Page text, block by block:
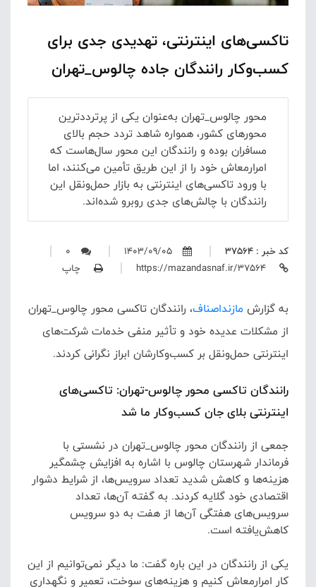
تاکسی‌های اینترنتی، تهدیدی جدی برای
کسب‌وکار رانندگان جاده چالوس_تهران
محور چالوس_تهران به‌عنوان یکی از پرترددترین
محورهای کشور، همواره شاهد تردد حجم بالای
مسافران بوده و رانندگان این محور سال‌هاست که
امرارمعاش خود را از این طریق تأمین می‌کنند، اما
با ورود تاکسی‌های اینترنتی به بازار حمل‌ونقل این
رانندگان با چالش‌های جدی روبرو شده‌اند.
کد خبر : 37564 1403/09/05
0
چاپ
به گزارش مازنداصناف، رانندگان تاکسی محور چالوس_تهران
از مشکلات عدیده خود و تأثیر منفی خدمات شرکت‌های
اینترنتی حمل‌ونقل بر کسب‌وکارشان ابراز نگرانی کردند.
رانندگان تاکسی محور چالوس-تهران: تاکسی‌های
اینترنتی بلای جان کسب‌وکار ما شد
جمعی از رانندگان محور چالوس_تهران در نشستی با
فرماندار شهرستان چالوس با اشاره به افزایش چشمگیر
هزینه‌ها و کاهش شدید تعداد سرویس‌ها، از شرایط دشوار
اقتصادی خود گلایه کردند. به گفته آن‌ها، تعداد
سرویس‌های هفتگی آن‌ها از هفت به دو سرویس
کاهش‌یافته است.
یکی از رانندگان در این باره گفت: ما دیگر نمی‌توانیم از این
کار امرارمعاش کنیم و هزینه‌های سوخت، تعمیر و نگهداری